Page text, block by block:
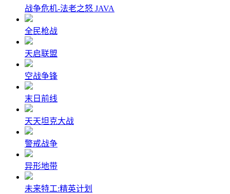
战争危机-法老之怒 JAVA
全民枪战
天启联盟
空战争锋
末日前线
天天坦克大战
警戒战争
异形地带
未来特工:精英计划